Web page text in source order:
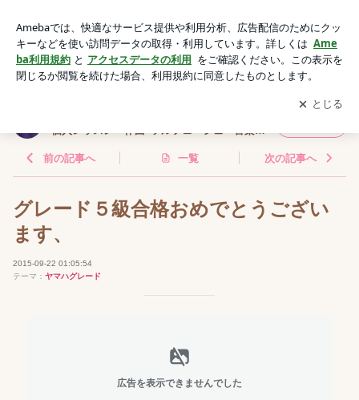
室・札幌市白石区ピアノ教室個人レッスン・作曲･ソルフェー
ジュ・音楽理論
アプリをダウンロードして ブログの更新通知
を受け取りまし
ょう。
開く
個人レッスン・作曲･ソルフェージュ・音楽理
前の記事へ 一覧 次の記事へ
グレード５級合格おめでとうござい
ます、
2015-09-22 01:05:54
テーマ： ヤマハグレード
広告を表示できませんでした